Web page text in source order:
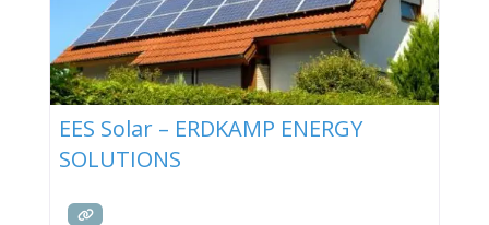
EES Solar – ERDKAMP ENERGY
SOLUTIONS